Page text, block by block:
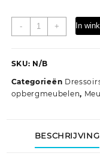
-
Dressoir
60x35x75
massief
aantal
+ In
SKU: N/B
Categorieën
opbergmeubelen,
BESCHRIJVING